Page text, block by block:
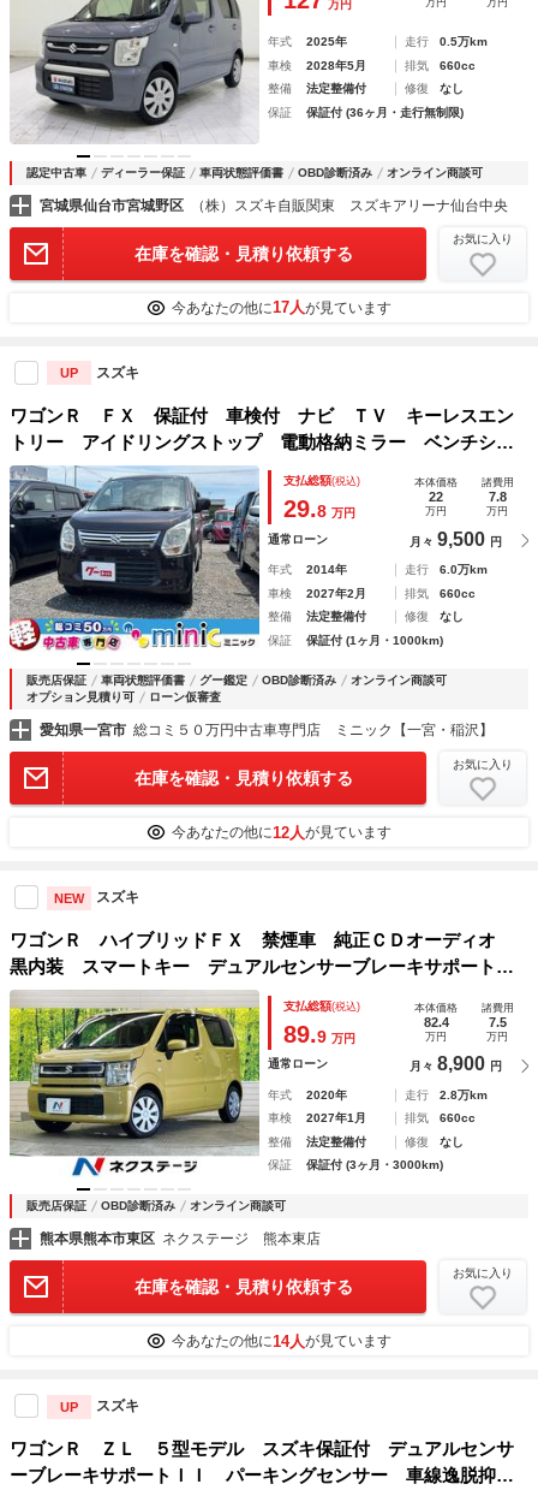
万円 万円 万円
年式 2025年 走行
0.5万km
車検
2028年5月 排気
660cc
整備
法定整備付 修復
なし
保証
保証付 (36ヶ月・走行無制限)
認定中古車 ディーラー保証 車両状態評価書 OBD診断済み オンライン商談可
宮城県仙台市宮城野区 （株）スズキ自販関東 スズキアリーナ仙台中央
在庫を確認・見積り依頼する
お気に入り
今あなたの他に17人が見ています
UP スズキ
ワゴンＲ ＦＸ 保証付 車検付 ナビ ＴＶ キーレスエン
トリー アイドリングストップ 電動格納ミラー ベンチシー
ト ＣＶＴ 盗難防止システム ＡＢＳ 衝突安全ボディ エ
アコン パワーステアリング パワーウィンドウ
支払総額(税込)
29.8 万円
本体価格
22
万円
諸費用
7.8
万円
通常ローン 月々 9,500 円
年式 2014年 走行
6.0万km
車検
2027年2月 排気
660cc
整備
法定整備付 修復
なし
保証
保証付 (1ヶ月・1000km)
販売店保証 車両状態評価書 グー鑑定 OBD診断済み
オンライン商談可
オプション見積り可
ローン仮審査
愛知県一宮市 総コミ５０万円中古車専門店 ミニック【一宮・稲沢】
在庫を確認・見積り依頼する
お気に入り
今あなたの他に12人が見ています
NEW スズキ
ワゴンＲ ハイブリッドＦＸ 禁煙車 純正ＣＤオーディオ
黒内装 スマートキー デュアルセンサーブレーキサポート
ヘッドアップディスプレイ オートライト ハイビームアシス
ト オートエアコン シートヒーター
支払総額(税込)
89.9 万円
本体価格
82.4
万円
諸費用
7.5
万円
通常ローン 月々 8,900 円
年式 2020年 走行
2.8万km
車検
2027年1月 排気
660cc
整備
法定整備付 修復
なし
保証
保証付 (3ヶ月・3000km)
販売店保証 OBD診断済み オンライン商談可
熊本県熊本市東区 ネクステージ 熊本東店
在庫を確認・見積り依頼する
お気に入り
今あなたの他に14人が見ています
UP スズキ
ワゴンＲ ＺＬ ５型モデル スズキ保証付 デュアルセンサ
ーブレーキサポートＩＩ パーキングセンサー 車線逸脱抑制